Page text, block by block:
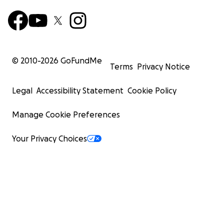
© 2010-2026 GoFundMe
Terms Privacy Notice
Legal Accessibility Statement Cookie Policy
Manage Cookie Preferences
Your Privacy Choices